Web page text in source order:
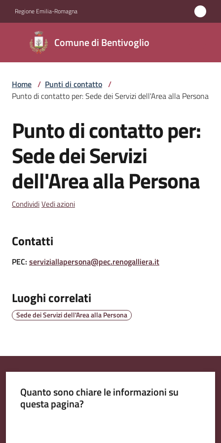
Regione Emilia-Romagna
Comune di Bentivoglio
Comune di
Bentivoglio
Amministrazione
Vivere
Bentivoglio
Amministrazione
Trasparente
l
b
o
e
Home / Punti di contatto /
Punto di contatto per: Sede dei Servizi dell'Area alla Persona
Salta al contenuto
Punto di contatto per:
Sede dei Servizi
dell'Area alla Persona
CondividiVedi azioni
Contatti
PEC: serviziallapersona@pec.renogalliera.it
Luoghi correlati
Sede dei Servizi dell'Area alla Persona
Quanto sono chiare le informazioni su
questa pagina?